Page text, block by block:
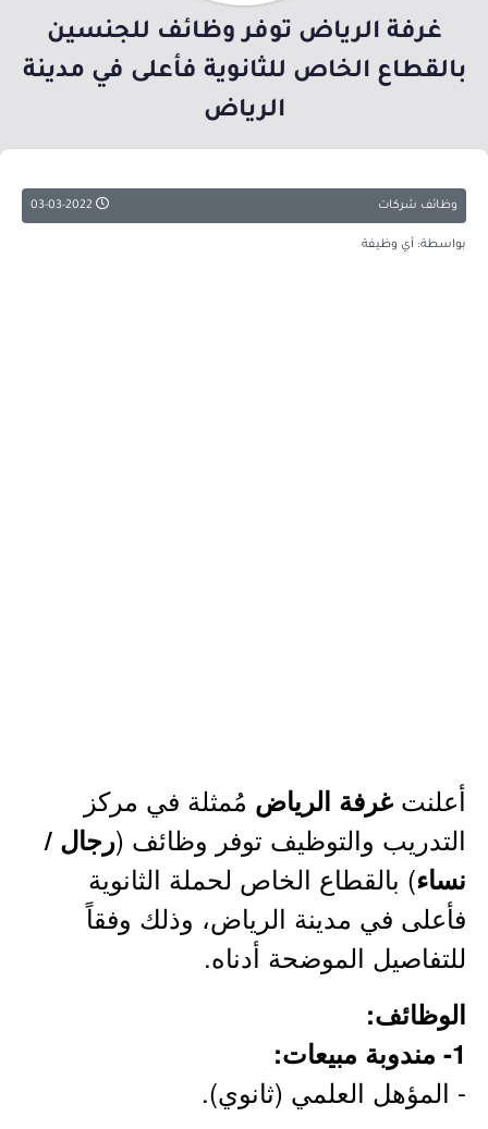
غرفة الرياض توفر وظائف للجنسين
بالقطاع الخاص للثانوية فأعلى في مدينة
الرياض
وظائف شركات
بواسطة: أي وظيفة
أعلنت غرفة الرياض مُمثلة في مركز
التدريب والتوظيف توفر وظائف (رجال /
نساء) بالقطاع الخاص لحملة الثانوية
فأعلى في مدينة الرياض، وذلك وفقاً
للتفاصيل الموضحة أدناه.
الوظائف:
1- مندوبة مبيعات:
- المؤهل العلمي (ثانوي).